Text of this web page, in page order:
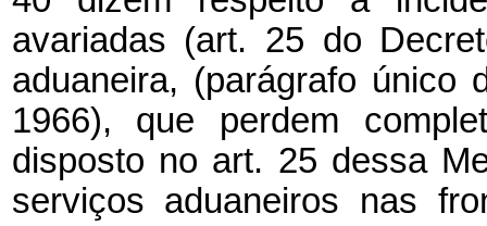
avariadas (art. 25 do
aduaneira, (parágrafo único
1966), que perdem
disposto no art. 25 dessa
serviços aduaneiros nas